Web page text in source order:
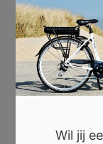
7 AUGUSTUS
De Mooiste
Sfeer en
Wil jij